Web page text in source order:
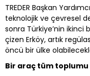
TREDER Başkan
teknolojik ve çevresel
sonra Türkiye’nin ikinci
çizen Erköy, artık
öncü bir ülke
Bir araç tüm